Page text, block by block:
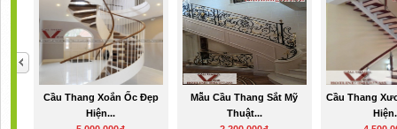
Cầu Thang Xoắn Ốc Đẹp
Hiện...
Mẫu Cầu Thang Sắt Mỹ
Thuật...
Cầu Thang